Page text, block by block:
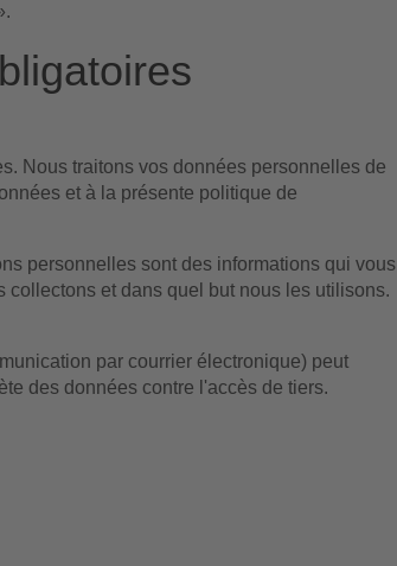
Nous traitons vos données personnelles de
et à la présente politique de
personnelles sont des informations qui vous
et dans quel but nous les utilisons.
par courrier électronique) peut
des données contre l'accès de tiers.